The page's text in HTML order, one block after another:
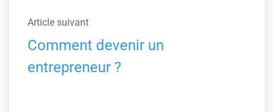
Article suivant
Comment devenir un
entrepreneur ?